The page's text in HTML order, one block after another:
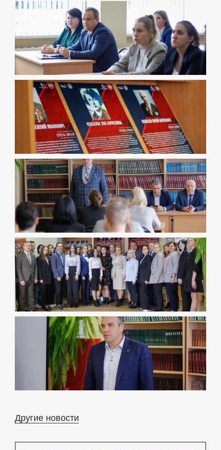
Другие новости